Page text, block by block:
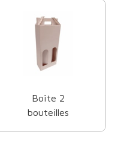
Boîte 2
bouteilles